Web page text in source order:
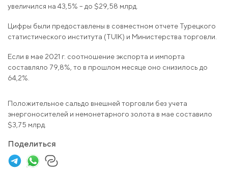
увеличился на 43,5% – до $29,58 млрд.
Цифры были предоставлены в совместном отчете Турецкого
статистического института (TUIK) и Министерства торговли.
Если в мае 2021 г. соотношение экспорта и импорта
составляло 79,8%, то в прошлом месяце оно снизилось до
64,2%.
Положительное сальдо внешней торговли без учета
энергоносителей и немонетарного золота в мае составило
$3,75 млрд.
Поделиться